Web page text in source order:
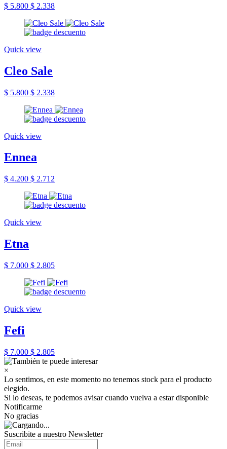
$ 5.800 $ 2.338
Quick view
Cleo Sale
$ 5.800 $ 2.338
Quick view
Ennea
$ 4.200 $ 2.712
Quick view
Etna
$ 7.000 $ 2.805
Quick view
Fefi
$ 7.000 $ 2.805
×
Lo sentimos, en este momento no tenemos stock para el producto
elegido.
Si lo deseas, te podemos avisar cuando vuelva a estar disponible
Notificarme
No gracias
Suscribite a nuestro Newsletter